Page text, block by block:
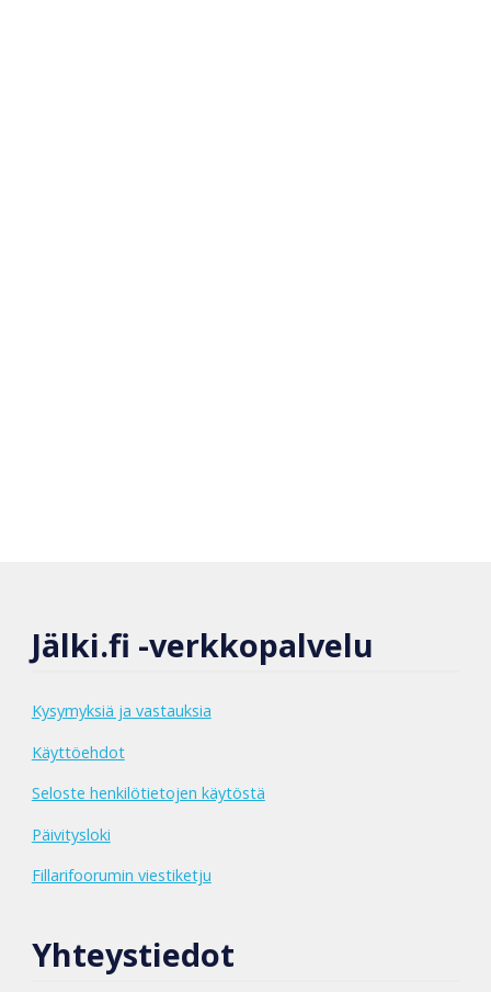
Jälki.fi -verkkopalvelu
Kysymyksiä ja vastauksia
Käyttöehdot
Seloste henkilötietojen käytöstä
Päivitysloki
Fillarifoorumin viestiketju
Yhteystiedot